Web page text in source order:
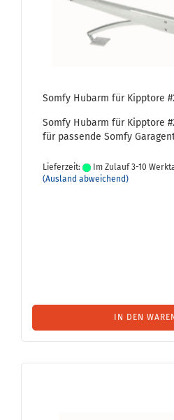
Somfy Hubarm für Kipp­to­re
Somfy Hubarm für Kipp­to­re
für pas­sen­de Somfy
Lieferzeit:
Im Zulauf 3-10
(Ausland abweichend)
IN DEN